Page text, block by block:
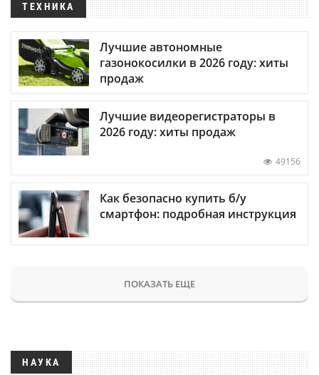
ТЕХНИКА
Лучшие автономные
газонокосилки в 2026 году: хиты
продаж
Лучшие видеорегистраторы в
2026 году: хиты продаж
49156
Как безопасно купить б/у
смартфон: подробная инструкция
ПОКАЗАТЬ ЕЩЕ
НАУКА